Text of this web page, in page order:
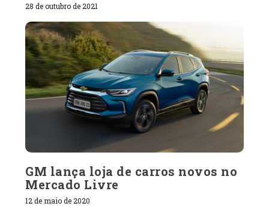
28 de outubro de 2021
GM lança loja de carros novos no
Mercado Livre
12 de maio de 2020